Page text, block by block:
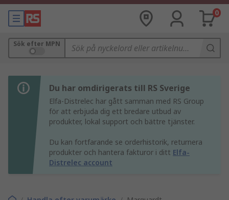
0
Sök efter MPN
Du har omdirigerats till RS Sverige
Elfa-Distrelec har gått samman med RS Group
för att erbjuda dig ett bredare utbud av
produkter, lokal support och bättre tjänster.
Du kan fortfarande se orderhistorik, returnera
produkter och hantera fakturor i ditt Elfa-
Distrelec account